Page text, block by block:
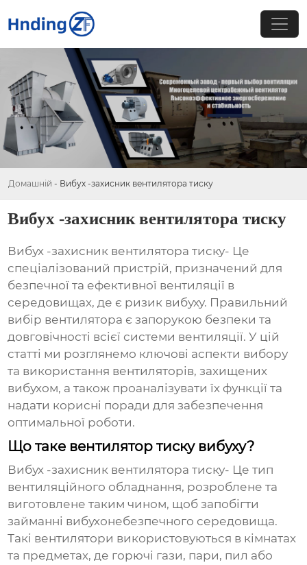
Домашній - Вибух -захисник вентилятора тиску
Вибух -захисник вентилятора тиску
Вибух -захисник вентилятора тиску- Це
спеціалізований пристрій, призначений для
безпечної та ефективної вентиляції в
середовищах, де є ризик вибуху. Правильний
вибір вентилятора є запорукою безпеки та
довговічності всієї системи вентиляції. У цій
статті ми розглянемо ключові аспекти вибору
та використання вентиляторів, захищених
вибухом, а також проаналізувати їх функції та
надати корисні поради для забезпечення
оптимальної роботи.
Що таке вентилятор тиску вибуху?
Вибух -захисник вентилятора тиску- Це тип
вентиляційного обладнання, розроблене та
виготовлене таким чином, щоб запобігти
займанні вибухонебезпечного середовища.
Такі вентилятори використовуються в кімнатах
та предметах, де горючі гази, пари, пил або